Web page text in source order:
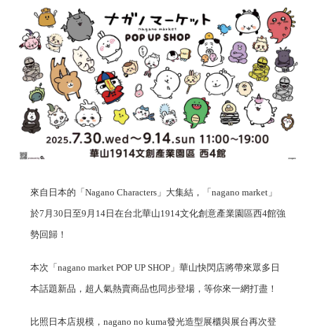
來自日本的「Nagano Characters」大集結，「nagano market」
於7月30日至9月14日在台北華山1914文化創意產業園區西4館強
勢回歸！
本次「nagano market POP UP SHOP」華山快閃店將帶來眾多日
本話題新品，超人氣熱賣商品也同步登場，等你來一網打盡！
比照日本店規模，nagano no kuma發光造型展櫃與展台再次登